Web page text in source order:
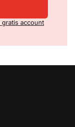
account